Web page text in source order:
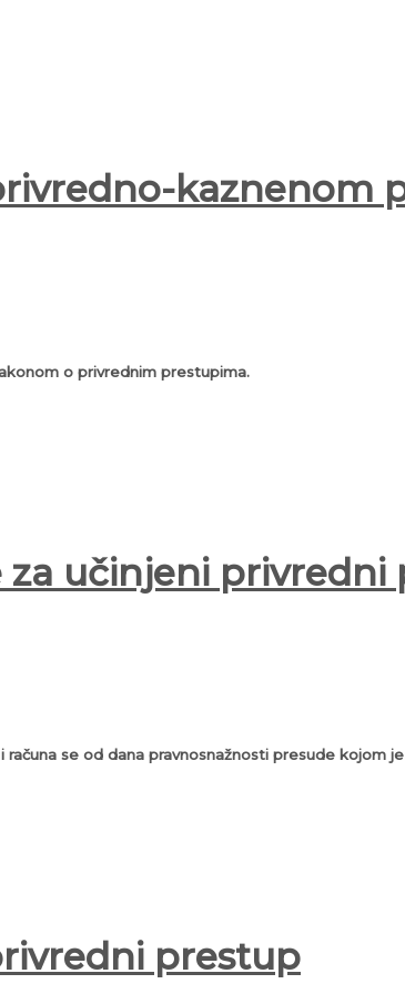
kaznenom
o privrednim prestupima.
za učinjeni privredni
se od dana pravnosnažnosti presude kojom
prestup